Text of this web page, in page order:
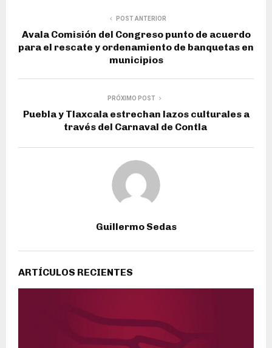
POST ANTERIOR
Avala Comisión del Congreso punto de acuerdo
para el rescate y ordenamiento de banquetas en
municipios
PRÓXIMO POST
Puebla y Tlaxcala estrechan lazos culturales a
través del Carnaval de Contla
Guillermo Sedas
ARTÍCULOS RECIENTES